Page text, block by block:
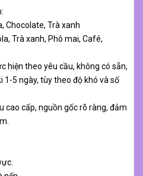
Chocolate, Trà xanh
Trà xanh, Phô mai, Café,
hiện theo yêu cầu, không có sẵn,
1-5 ngày, tùy theo độ khó và số
cao cấp, nguồn gốc rõ ràng, đảm